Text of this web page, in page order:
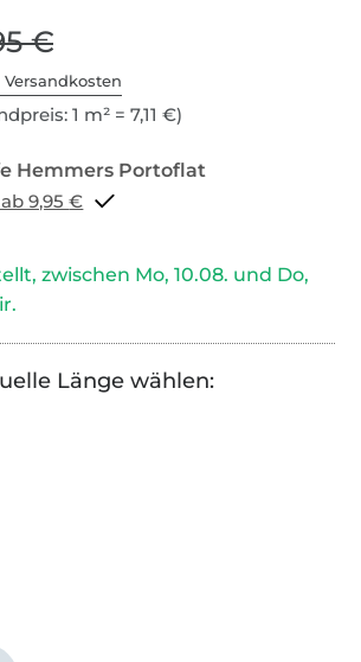
€
Versandkosten
1 m² = 7,11 €)
Portoflat schon ab 9,95 €
zwischen Mo, 10.08. und Do,
Länge wählen: